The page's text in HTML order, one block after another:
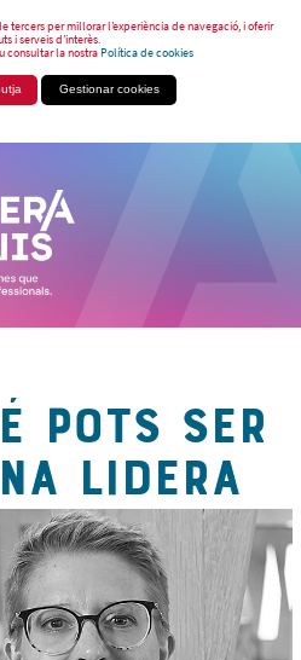
tercers per millorar l’experiència de navegació, i oferir
i serveis d’interès.
consultar la nostraPolítica de cookies
Gestionar cookies
POTS SER
LIDERA